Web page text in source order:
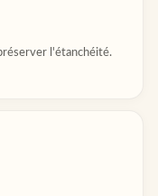
l'étanchéité.